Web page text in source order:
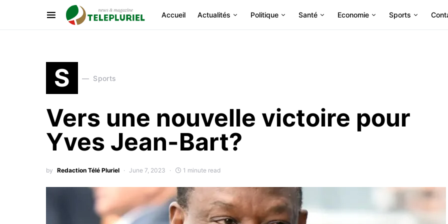
Accueil Actualités Politique Santé Economie Sports
S Sports
Vers une nouvelle victoire pour
Yves Jean-Bart?
by Redaction Télé Pluriel June 7, 2023 1 minute read